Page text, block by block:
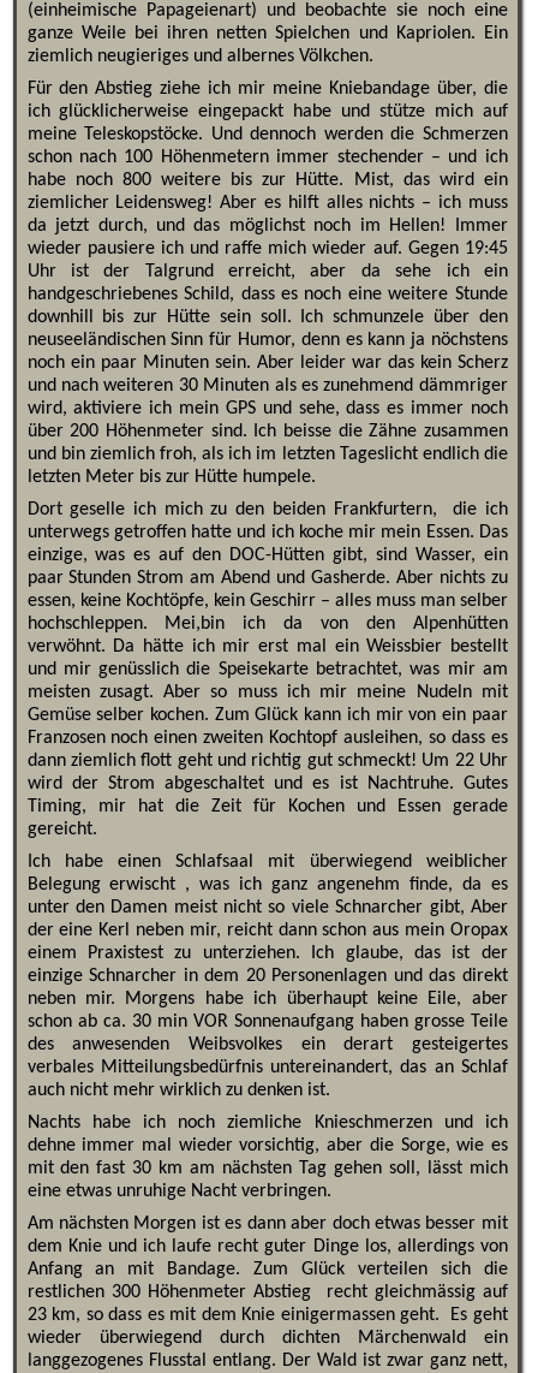
(einheimische Papageienart) und beobachte sie noch eine
ganze Weile bei ihren netten Spielchen und Kapriolen. Ein
ziemlich neugieriges und albernes Völkchen.
Für den Abstieg ziehe ich mir meine Kniebandage über, die
ich glücklicherweise eingepackt habe und stütze mich auf
meine Teleskopstöcke. Und dennoch werden die Schmerzen
schon nach 100 Höhenmetern immer stechender – und ich
habe noch 800 weitere bis zur Hütte. Mist, das wird ein
ziemlicher Leidensweg! Aber es hilft alles nichts – ich muss
da jetzt durch, und das möglichst noch im Hellen! Immer
wieder pausiere ich und raffe mich wieder auf. Gegen 19:45
Uhr ist der Talgrund erreicht, aber da sehe ich ein
handgeschriebenes Schild, dass es noch eine weitere Stunde
downhill bis zur Hütte sein soll. Ich schmunzele über den
neuseeländischen Sinn für Humor, denn es kann ja nöchstens
noch ein paar Minuten sein. Aber leider war das kein Scherz
und nach weiteren 30 Minuten als es zunehmend dämmriger
wird, aktiviere ich mein GPS und sehe, dass es immer noch
über 200 Höhenmeter sind. Ich beisse die Zähne zusammen
und bin ziemlich froh, als ich im letzten Tageslicht endlich die
letzten Meter bis zur Hütte humpele.
Dort geselle ich mich zu den beiden Frankfurtern, die ich
unterwegs getroffen hatte und ich koche mir mein Essen. Das
einzige, was es auf den DOC-Hütten gibt, sind Wasser, ein
paar Stunden Strom am Abend und Gasherde. Aber nichts zu
essen, keine Kochtöpfe, kein Geschirr – alles muss man selber
hochschleppen. Mei,bin ich da von den Alpenhütten
verwöhnt. Da hätte ich mir erst mal ein Weissbier bestellt
und mir genüsslich die Speisekarte betrachtet, was mir am
meisten zusagt. Aber so muss ich mir meine Nudeln mit
Gemüse selber kochen. Zum Glück kann ich mir von ein paar
Franzosen noch einen zweiten Kochtopf ausleihen, so dass es
dann ziemlich flott geht und richtig gut schmeckt! Um 22 Uhr
wird der Strom abgeschaltet und es ist Nachtruhe. Gutes
Timing, mir hat die Zeit für Kochen und Essen gerade
gereicht.
Ich habe einen Schlafsaal mit überwiegend weiblicher
Belegung erwischt , was ich ganz angenehm finde, da es
unter den Damen meist nicht so viele Schnarcher gibt, Aber
der eine Kerl neben mir, reicht dann schon aus mein Oropax
einem Praxistest zu unterziehen. Ich glaube, das ist der
einzige Schnarcher in dem 20 Personenlagen und das direkt
neben mir. Morgens habe ich überhaupt keine Eile, aber
schon ab ca. 30 min VOR Sonnenaufgang haben grosse Teile
des anwesenden Weibsvolkes ein derart gesteigertes
verbales Mitteilungsbedürfnis untereinandert, das an Schlaf
auch nicht mehr wirklich zu denken ist.
Nachts habe ich noch ziemliche Knieschmerzen und ich
dehne immer mal wieder vorsichtig, aber die Sorge, wie es
mit den fast 30 km am nächsten Tag gehen soll, lässt mich
eine etwas unruhige Nacht verbringen.
Am nächsten Morgen ist es dann aber doch etwas besser mit
dem Knie und ich laufe recht guter Dinge los, allerdings von
Anfang an mit Bandage. Zum Glück verteilen sich die
restlichen 300 Höhenmeter Abstieg recht gleichmässig auf
23 km, so dass es mit dem Knie einigermassen geht. Es geht
wieder überwiegend durch dichten Märchenwald ein
langgezogenes Flusstal entlang. Der Wald ist zwar ganz nett,